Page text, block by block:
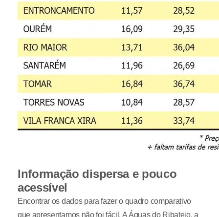
Informação dispersa e pouco
acessível
Encontrar os dados para fazer o quadro comparativo
que apresentamos não foi fácil. A Águas do Ribatejo, a